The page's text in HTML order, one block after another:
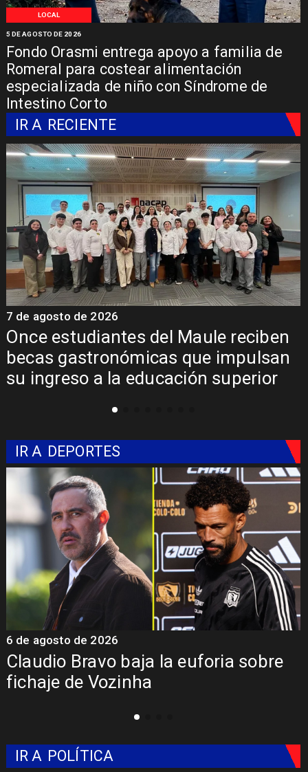
LOCAL
Fondo Orasmi entrega apoyo a familia de
Romeral para costear alimentación
especializada de niño con Síndrome de
Intestino Corto
5 DE AGOSTO DE 2026
IR A RECIENTE
Once estudiantes del Maule reciben
becas gastronómicas que impulsan
su ingreso a la educación superior
7 de agosto de 2026
IR A DEPORTES
Claudio Bravo baja la euforia sobre
fichaje de Vozinha
6 de agosto de 2026
IR A POLÍTICA